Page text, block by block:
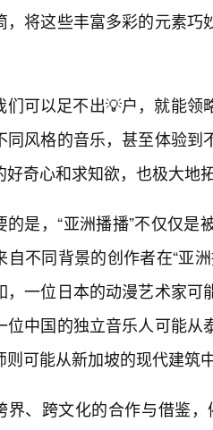
，将这些丰富多彩的元素
们可以足不出💡户，就能
同风格的音乐，甚至体验
好奇心和求知欲，也极大地
的是，“亚洲播播”不仅仅
自不同背景的创作者在“亚
，一位日本的动漫艺术家
位中国的独立音乐人可能
则可能从新加坡的现代建筑
界、跨文化的合作与借鉴